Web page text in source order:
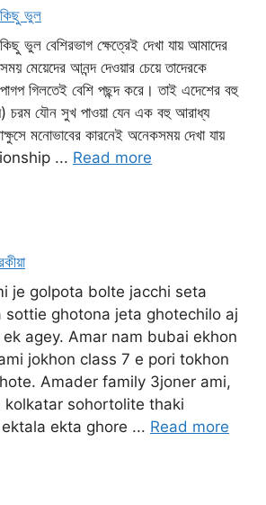
কিছু ভুল
ভুল বেশিরভাগ ক্ষেত্রেই দেখা যায় আমাদের
মেয়েদের আনন্দ দেওয়ার চেয়ে তাদেরকে
গিলতেই বেশি পছন্দ করে। তাই এদেশের বহু
চরম যৌন সুখ পাওয়া যেন এক বহু আরাধ্য
মনোভাবের কারনেই অনেকসময় দেখা যায়
... Read more
je golpota bolte jacchi seta
sottie ghotona jeta ghotechilo aj
agey. Amar nam bubai ekhon
jokhon class 7 e pori tokhon
Amader family 3joner ami,
kolkatar sohortolite thaki
ekta ghore ... Read more